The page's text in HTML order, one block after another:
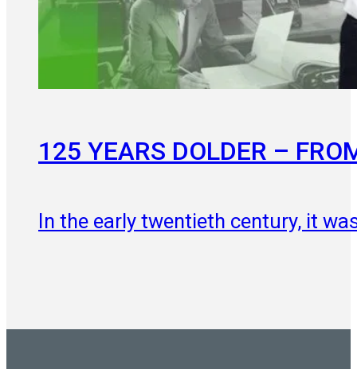
125 YEARS DOLDER –
In the early twentieth century, it